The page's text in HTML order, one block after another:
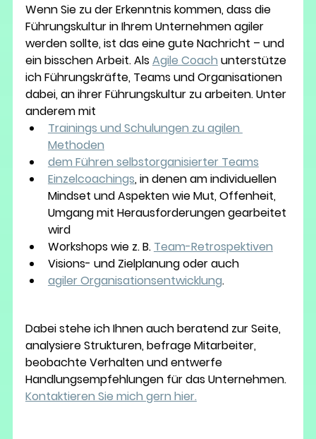
Wenn Sie zu der Erkenntnis kommen, dass die
Führungskultur in Ihrem Unternehmen agiler
werden sollte, ist das eine gute Nachricht – und
ein bisschen Arbeit. Als Agile Coach unterstütze
ich Führungskräfte, Teams und Organisationen
dabei, an ihrer Führungskultur zu arbeiten. Unter
anderem mit
Trainings und Schulungen zu agilen
Methoden
dem Führen selbstorganisierter Teams
Einzelcoachings, in denen am individuellen
Mindset und Aspekten wie Mut, Offenheit,
Umgang mit Herausforderungen gearbeitet
wird
Workshops wie z. B. Team-Retrospektiven
Visions- und Zielplanung oder auch
agiler Organisationsentwicklung.
Dabei stehe ich Ihnen auch beratend zur Seite,
analysiere Strukturen, befrage Mitarbeiter,
beobachte Verhalten und entwerfe
Handlungsempfehlungen für das Unternehmen.
Kontaktieren Sie mich gern hier.